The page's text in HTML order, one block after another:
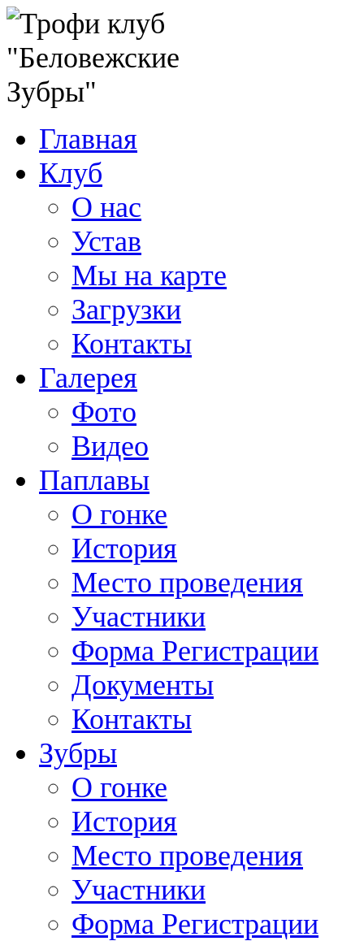
Главная
Клуб
О нас
Устав
Мы на карте
Загрузки
Контакты
Галерея
Фото
Видео
Паплавы
О гонке
История
Место проведения
Участники
Форма Регистрации
Документы
Контакты
Зубры
О гонке
История
Место проведения
Участники
Форма Регистрации